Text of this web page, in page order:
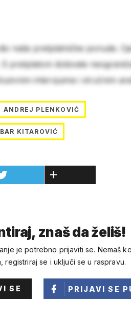
dio naše pretplatničke ponude.
pretplatom dobivate
intervjuima i stručnim
ANDREJ PLENKOVIĆ
KITAROVIĆ
znaš da želiš!
je potrebno prijaviti se. Nemaš
registriraj se i uključi se u raspravu.
SE PRIJAVI SE